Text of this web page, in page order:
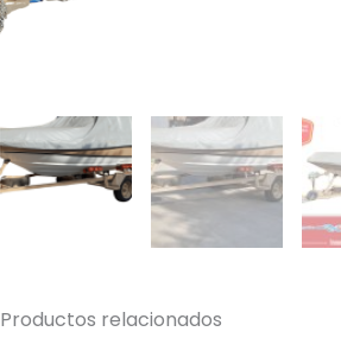
Productos relacionados